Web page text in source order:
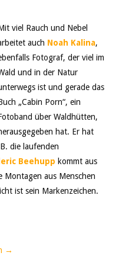
viel Rauch und Nebel
auch Noah Kalina,
Fotograf, der viel im
und in der Natur
ist und gerade das
„Cabin Porn“, ein
über Waldhütten,
hat. Er hat
die laufenden
Beehupp kommt aus
Montagen aus Menschen
ist sein Markenzeichen.
→